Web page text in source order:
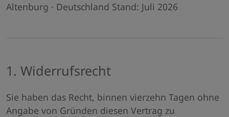
Altenburg · Deutschland Stand: Juli 2026
1. Widerrufsrecht
Sie haben das Recht, binnen vierzehn Tagen ohne
Angabe von Gründen diesen Vertrag zu